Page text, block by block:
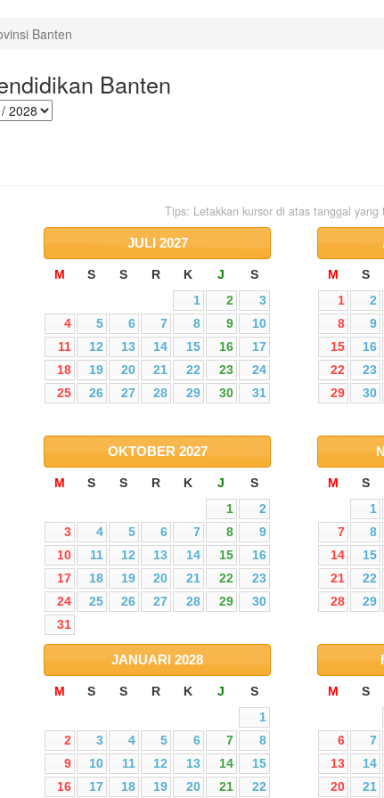
Banten
Banten
Tips: Letakkan kursor di atas tanggal
JULI 2027
M S S R K J
S
1
2
3
4
5 6 7 8 9
10
11
12 13 14 15 16
17
18
19 20 21 22 23
24
25
26 27 28 29 30 31
M S
1
2
8
9
15
16
22
23
29
30
OKTOBER 2027
M S S R K J
S
1
2
3
4 5 6 7 8
9
10
11 12 13 14 15
16
17
18 19 20 21 22
23
24
25 26 27 28 29
30
31
M S
1
7
8
14
15
21
22
28
29
JANUARI 2028
M S S R K J
S
1
2
3 4 5 6 7
8
9
10 11 12 13 14
15
16
17 18 19 20 21 22
M S
6
7
13
14
20
21